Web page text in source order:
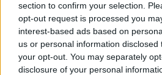
section to confirm your selection.
opt-out request is processed you
interest-based ads based on
us or personal information
your opt-out. You may separately
disclosure of your personal
Pécsi szobából a
építészke 2024. június 09.